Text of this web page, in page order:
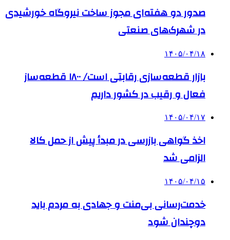
صدور دو هفته‌ای مجوز ساخت نیروگاه خورشیدی
در شهرک‌های صنعتی
۱۴۰۵/۰۴/۱۸
بازار قطعه‌سازی رقابتی است/ ۱۸۰۰ قطعه‌ساز
فعال و رقیب در کشور داریم
۱۴۰۵/۰۴/۱۷
اخذ گواهی بازرسی در مبدأ پیش از حمل کالا
الزامی شد
۱۴۰۵/۰۴/۱۵
خدمت‌رسانی بی‌منت و جهادی به مردم باید
دوچندان شود